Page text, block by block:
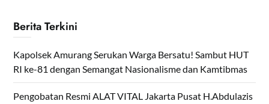
Berita Terkini
Kapolsek Amurang Serukan Warga Bersatu! Sambut HUT
RI ke-81 dengan Semangat Nasionalisme dan Kamtibmas
Pengobatan Resmi ALAT VITAL Jakarta Pusat H.Abdulazis